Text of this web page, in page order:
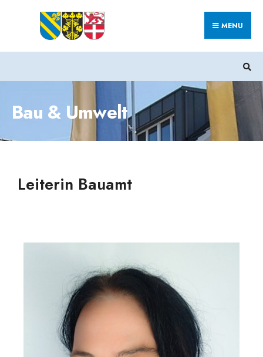
MENU
Bau & Umwelt
Leiterin Bauamt